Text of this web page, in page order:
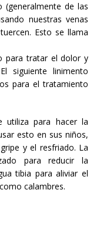
(generalmente de las
nuestras venas
Esto se llama
para tratar el dolor y
siguiente linimento
para el tratamiento
utiliza para hacer la
esto en sus niños,
y el resfriado. La
para reducir la
tibia para aliviar el
calambres.